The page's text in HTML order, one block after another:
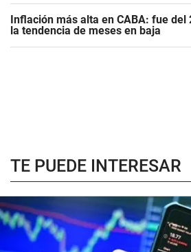
Inflación más alta en CABA: fue del
la tendencia de meses en baja
TE PUEDE INTERESAR